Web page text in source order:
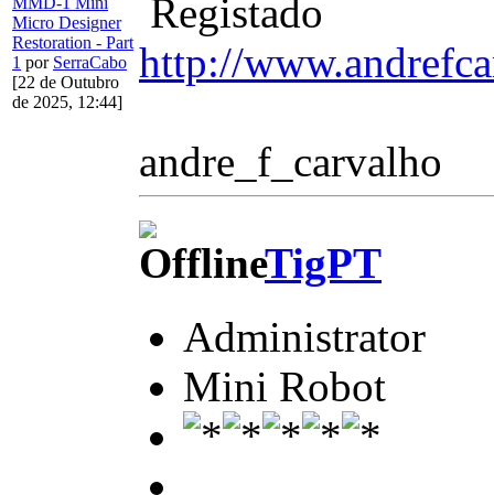
Micro Designer
Restoration - Part
1 por SerraCabo
[22 de Outubro
de 2025, 12:44]
Registado
http://
andre_f_carvalho
TigPT
Administrator
Mini Robot